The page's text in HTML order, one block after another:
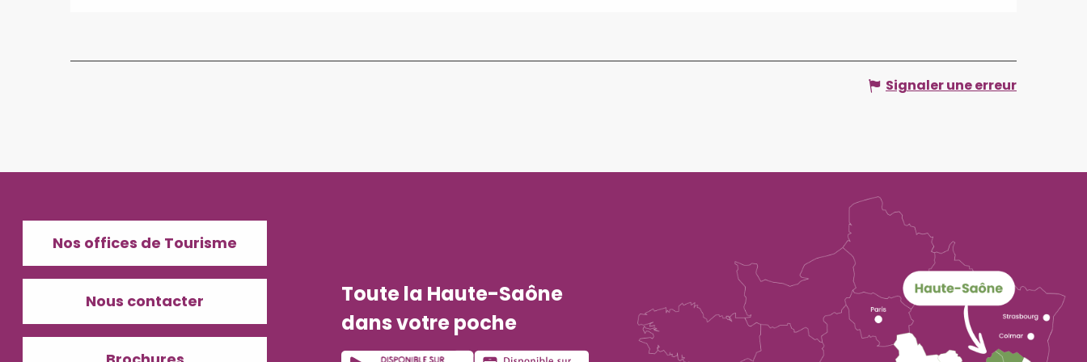
Signaler une erreur
Nos offices de Tourisme
Nous contacter
Toute la Haute-Saône
dans votre poche